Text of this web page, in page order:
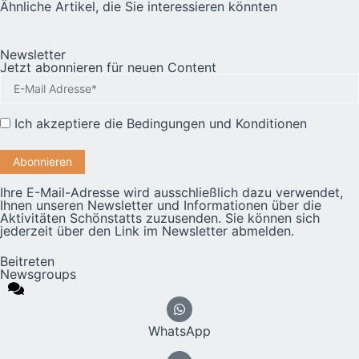
Ähnliche Artikel, die Sie interessieren könnten
Newsletter
Jetzt abonnieren für neuen Content
Ich akzeptiere die Bedingungen und Konditionen
Ihre E-Mail-Adresse wird ausschließlich dazu verwendet,
Ihnen unseren Newsletter und Informationen über die
Aktivitäten Schönstatts zuzusenden. Sie können sich
jederzeit über den Link im Newsletter abmelden.
Beitreten
Newsgroups
WhatsApp